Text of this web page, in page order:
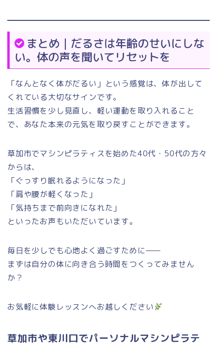
まとめ｜だるさは年齢のせいにしな
い。体の声を聞いてリセットを
「なんとなく体がだるい」という感覚は、体が出して
くれている大切なサインです。
生活習慣を少し見直し、軽い運動を取り入れること
で、あなた本来の元気を取り戻すことができます。
草加市でマシンピラティスを始めた40代・50代の方々
からは、
「ぐっすり眠れるようになった」
「肩や腰が軽くなった」
「気持ちまで前向きになれた」
といったお声もいただいています。
毎日を少しでも心地よく過ごすために——
まずは自分の体に向き合う時間をつくってみません
か？
お気軽に体験レッスンへお越しください
草加市や東川口でパーソナルマシンピラテ